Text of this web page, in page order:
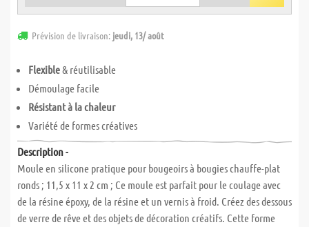
Prévision de livraison: jeudi, 13/ août
Flexible& réutilisable
Démoulage facile
Résistant à la chaleur
Variété de formes créatives
Description -
Moule en silicone pratique pour bougeoirs à bougies chauffe-plat
ronds ; 11,5 x 11 x 2 cm ; Ce moule est parfait pour le coulage avec
de la résine époxy, de la résine et un vernis à froid. Créez des dessous
de verre de rêve et des objets de décoration créatifs. Cette forme